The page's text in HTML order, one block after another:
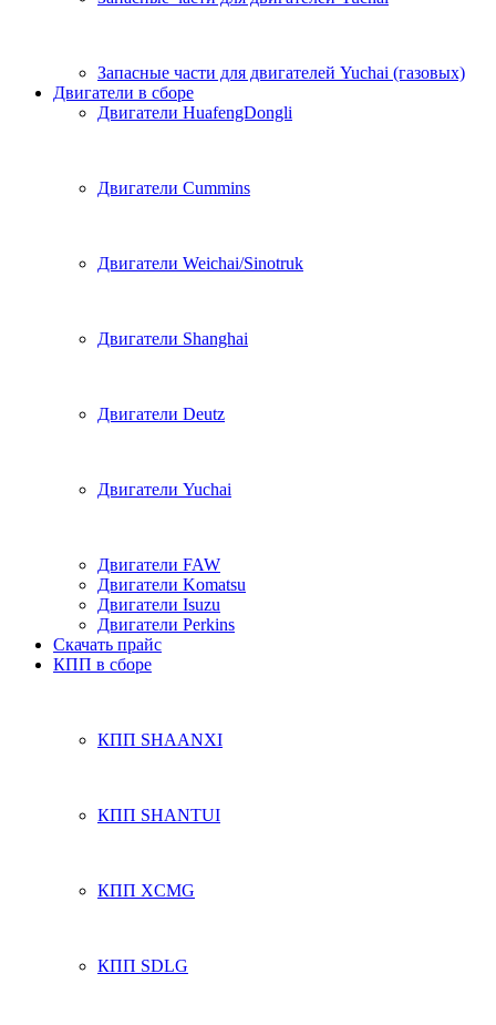
Запасные части для двигателей Yuchai (газовых)
Двигатели в сборе
Двигатели HuafengDongli
Двигатели Cummins
Двигатели Weichai/Sinotruk
Двигатели Shanghai
Двигатели Deutz
Двигатели Yuchai
Двигатели FAW
Двигатели Komatsu
Двигатели Isuzu
Двигатели Perkins
Скачать прайс
КПП в сборе
КПП SHAANXI
КПП SHANTUI
КПП XCMG
КПП SDLG